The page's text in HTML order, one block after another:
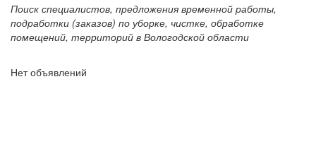
Поиск специалистов, предложения временной работы,
подработки (заказов) по уборке, чистке, обработке
помещений, территорий в Вологодской области
Нет объявлений